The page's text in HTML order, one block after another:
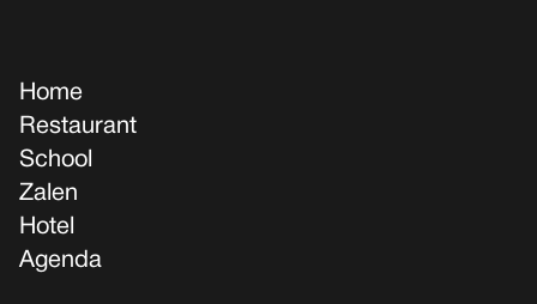
Home
Restaurant
School
Zalen
Hotel
Agenda